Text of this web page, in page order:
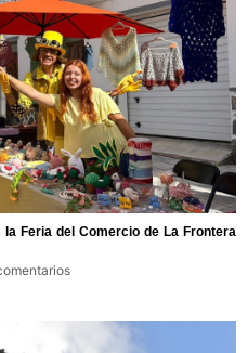
Feria del Comercio de La Frontera